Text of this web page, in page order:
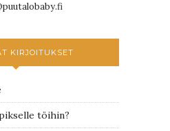
KIRJOITUKSET
töihin?